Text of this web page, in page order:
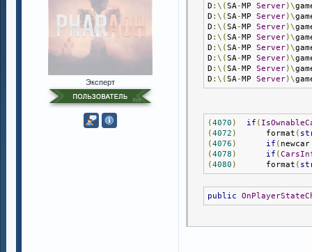
Эксперт
D :\(SA-MP Server)\
D :\(SA-MP Server)\
D :\(SA-MP Server)\
D :\(SA-MP Server)\
D :\(SA-MP Server)\
D :\(SA-MP Server)\
D :\(SA-MP Server)\
D :\(SA-MP Server)\
(4070 ) if (
(4072 ) format (
(4076 ) if (
(4078 ) if (
(4080 ) format (
public